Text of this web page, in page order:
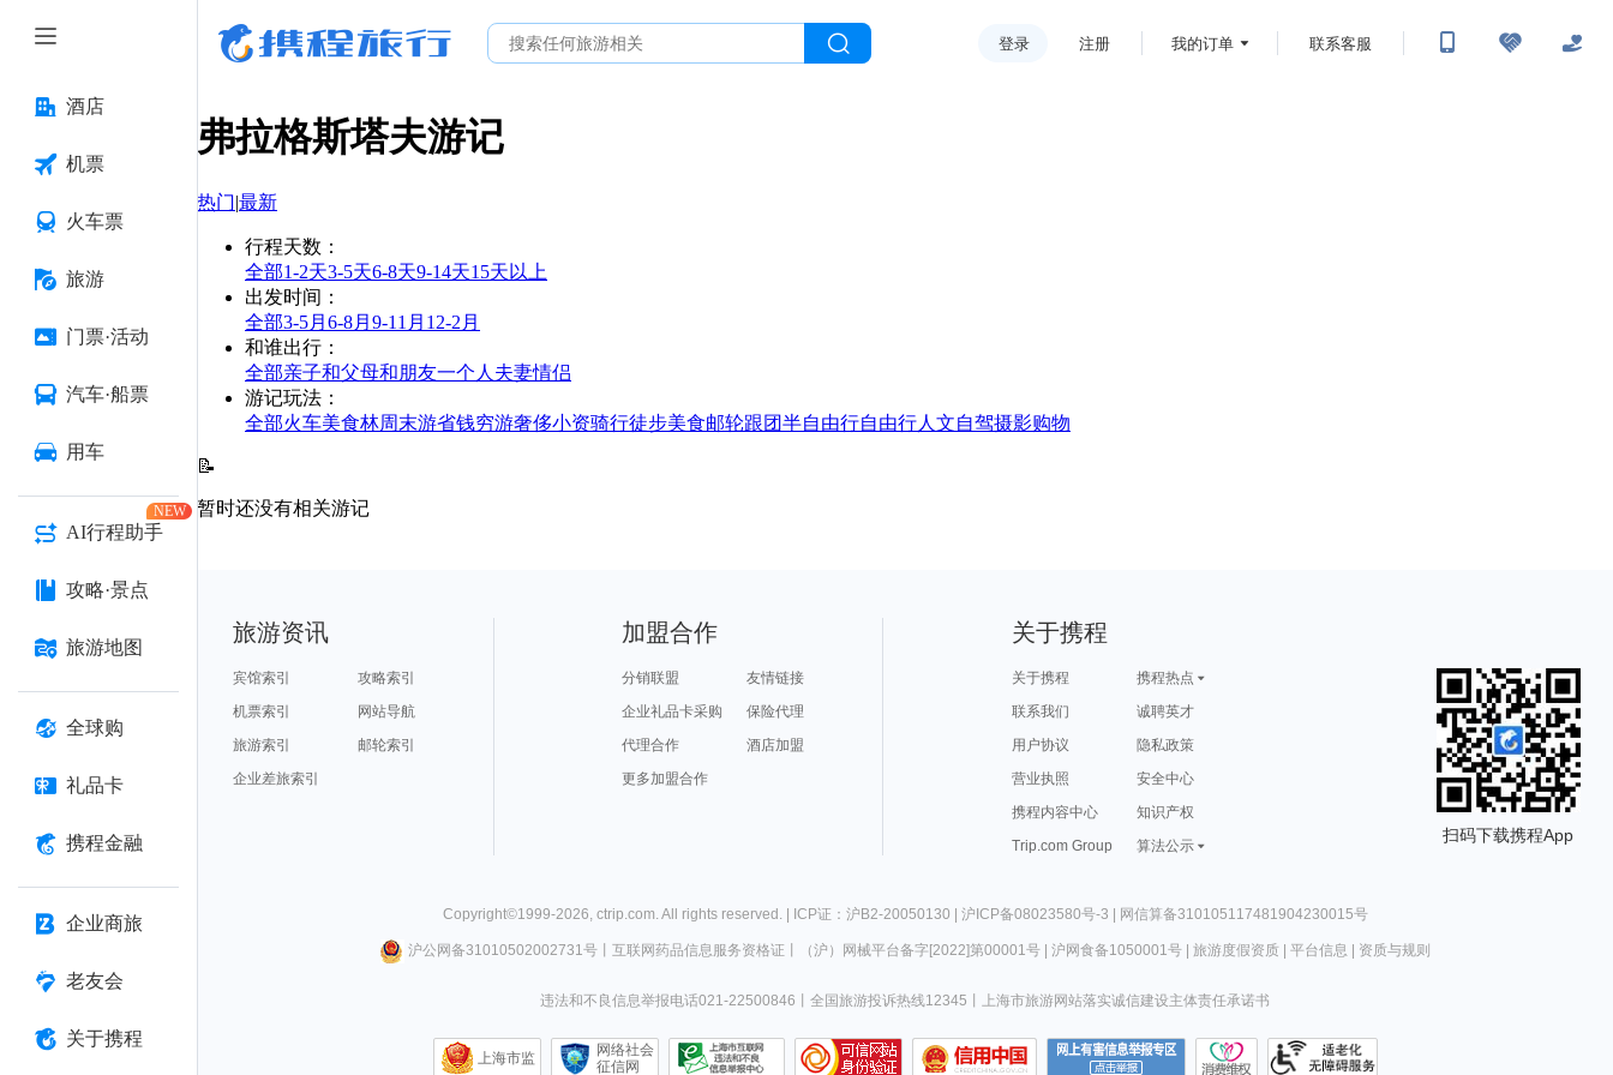
酒店
机票
火车票
旅游
门票·活动
汽车·船票
用车
AI行程助手
NEW
攻略·景点
旅游地图
全球购
礼品卡
携程金融
企业商旅
老友会
关于携程
登录 注册 我的订单 联系客服
弗拉格斯塔夫游记
热门|最新
行程天数 ：
全部1-2天3-5天6-8天9-14天15天以上
出发时间 ：
全部3-5月 6-8月 9-11月 12-2月
和谁出行 ：
全部亲子和父母和朋友一个人 夫妻情侣
游记玩法 ：
全部火车美食林周末游省钱穷游奢侈小资骑行徒步美食邮轮跟团半自由行自由行人文自驾摄影购物
📝
暂时还没有相关游记
旅游资讯
宾馆索引
攻略索引
机票索引
网站导航
旅游索引
邮轮索引
企业差旅索引
加盟合作
分销联盟
友情链接
企业礼品卡采购
保险代理
代理合作
酒店加盟
更多加盟合作
关于携程
关于携程
携程热点
联系我们
诚聘英才
用户协议
隐私政策
营业执照
安全中心
携程内容中心
知识产权
Trip.com Group
算法公示
扫码下载携程App
Copyright©1999-2026, ctrip.com. All rights reserved. | ICP证：沪B2-20050130 | 沪ICP备08023580号-3 | 网信算备310105117481904230015号
沪公网备31010502002731号丨 互联网药品信息服务资格证 （沪）网械平台备字[2022]第00001号| 沪网食备1050001号| 旅游度假资质| 平台信息 资质与规则
违法和不良信息举报电话021-22500846 全国旅游投诉热线12345 上海市旅游网站落实诚信建设主体责任承诺书
上海市监
网络社会
征信网